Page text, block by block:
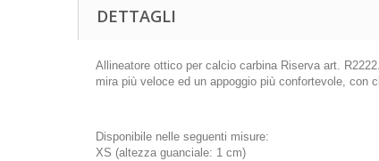
DETTAGLI
Allineatore ottico per calcio carbina Riserva art.
mira più veloce ed un appoggio più confortevole, con
Disponibile nelle seguenti misure:
XS (altezza guanciale: 1 cm)